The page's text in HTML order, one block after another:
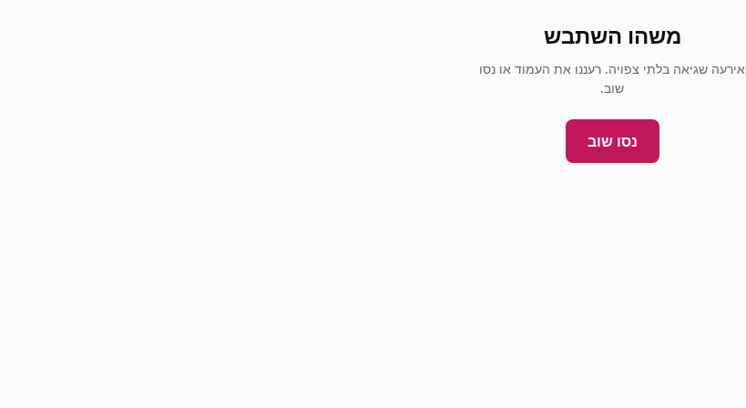
משהו השתבש
אירעה שגיאה בלתי צפויה. רעננו את העמוד או נסו
שוב.
נסו שוב